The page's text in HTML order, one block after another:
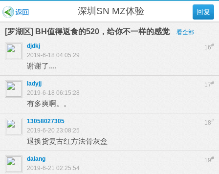
回复
深圳SN MZ体验
[罗湖区] BH值得返食的520，给你不一样的感觉 看全部
16#
djdkj
2019-6-18 04:05:29
谢谢了....
17#
ladyjj
2019-6-18 06:15:28
有多爽啊。。
18#
13058027305
2019-6-20 23:08:25
退换货复古红方法骨灰盒
19#
dalang
2019-6-21 02:25:54